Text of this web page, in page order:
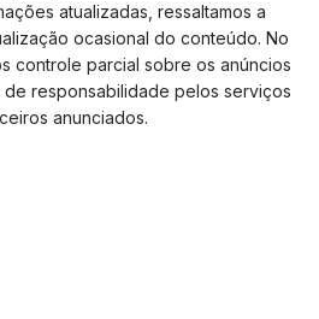
atualizadas, ressaltamos a
ocasional do conteúdo. No
controle parcial sobre os anúncios
responsabilidade pelos serviços
anunciados.